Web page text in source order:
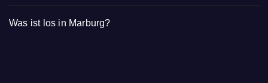
Was ist los in Marburg?